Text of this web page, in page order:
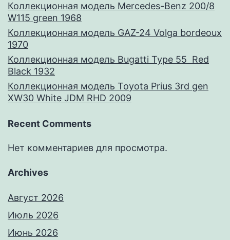
Коллекционная модель Mercedes-Benz 200/8
W115 green 1968
Коллекционная модель GAZ-24 Volga bordeoux
1970
Коллекционная модель Bugatti Type 55 Red
Black 1932
Коллекционная модель Toyota Prius 3rd gen
XW30 White JDM RHD 2009
Recent Comments
Нет комментариев для просмотра.
Archives
Август 2026
Июль 2026
Июнь 2026